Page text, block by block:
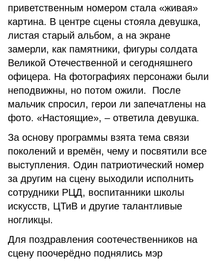
приветственным номером стала «живая»
картина. В центре сцены стояла девушка,
листая старый альбом, а на экране
замерли, как памятники, фигуры солдата
Великой Отечественной и сегодняшнего
офицера. На фотографиях персонажи были
неподвижны, но потом ожили. После
мальчик спросил, герои ли запечатлены на
фото. «Настоящие», – ответила девушка.
За основу программы взята тема связи
поколений и времён, чему и посвятили все
выступления. Один патриотический номер
за другим на сцену выходили исполнить
сотрудники РЦД, воспитанники школы
искусств, ЦТиВ и другие талантливые
ногликцы.
Для поздравления соотечественников на
сцену поочерёдно поднялись мэр